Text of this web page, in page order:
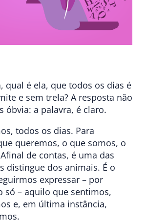
qual é ela, que todos os dias é
e sem trela? A resposta não
óbvia: a palavra, é claro.
todos os dias. Para
queremos, o que somos, o
de contas, é uma das
distingue dos animais. É o
expressar – por
só – aquilo que sentimos,
e, em última instância,